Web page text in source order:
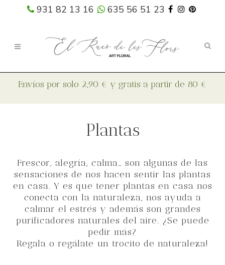
931 82 13 16 635 56 51 23
Plantas
Frescor, alegría, calma… son algunas de las
sensaciones de nos hacen sentir las plantas
en casa. Y es que tener plantas en casa nos
conecta con la naturaleza, nos ayuda a
calmar el estrés y además son grandes
purificadores naturales del aire. ¿Se puede
pedir más?
Regala o regálate un trocito de naturaleza!